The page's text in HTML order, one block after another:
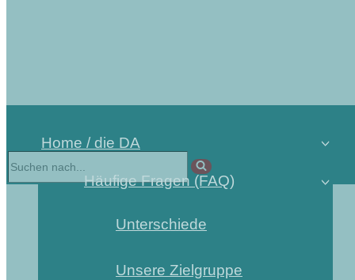
Home / die DA
Häufige Fragen (FAQ)
Unterschiede
Unsere Zielgruppe